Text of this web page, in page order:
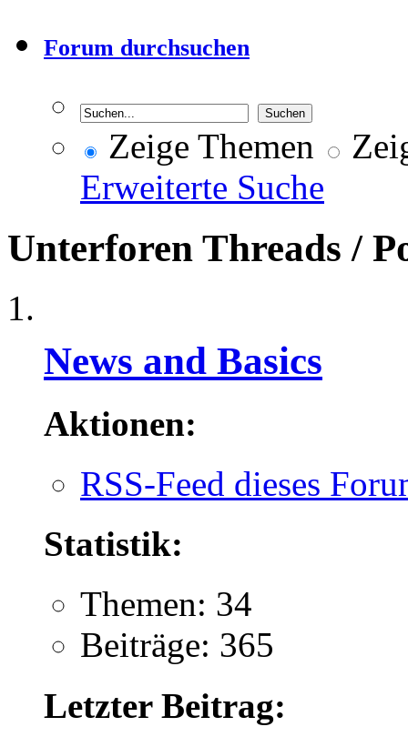
Forum durchsuchen
Zeige Themen
Erweiterte Suche
Unterforen Threads /
News and Basics
Aktionen:
RSS-Feed dieses
Statistik:
Themen: 34
Beiträge: 365
Letzter Beitrag: